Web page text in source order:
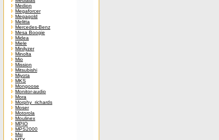
Medion
Megaforcer
Megagold
Melitta
Mercedes-Benz
Mesa Boogie
Midea
Miele
Minilyzer
Minolta
Mio
Mission
Mitsubishi
Miyota
MKS
Mongoose
Monitor-audio
Mora
Morphy_richards
Moser
Motorola
Moulinex
MPIO
MPS2000
Msi